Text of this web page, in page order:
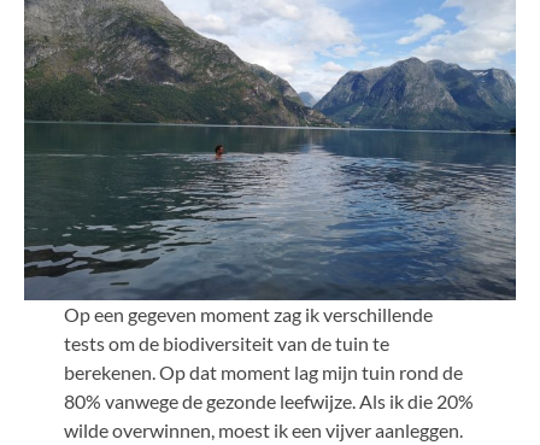
Op een gegeven moment zag ik verschillende
tests om de biodiversiteit van de tuin te
berekenen. Op dat moment lag mijn tuin rond de
80% vanwege de gezonde leefwijze. Als ik die 20%
wilde overwinnen, moest ik een vijver aanleggen.